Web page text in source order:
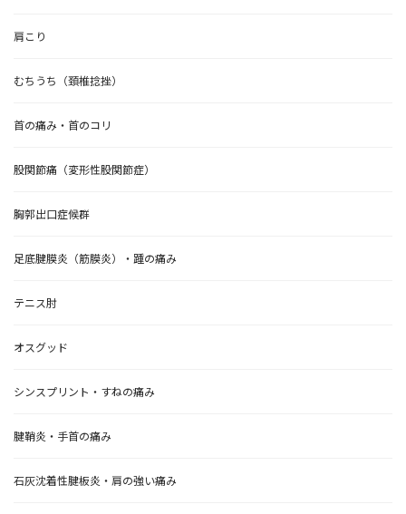
肩こり
むちうち（頚椎捻挫）
首の痛み・首のコリ
股関節痛（変形性股関節症）
胸郭出口症候群
足底腱膜炎（筋膜炎）・踵の痛み
テニス肘
オスグッド
シンスプリント・すねの痛み
腱鞘炎・手首の痛み
石灰沈着性腱板炎・肩の強い痛み